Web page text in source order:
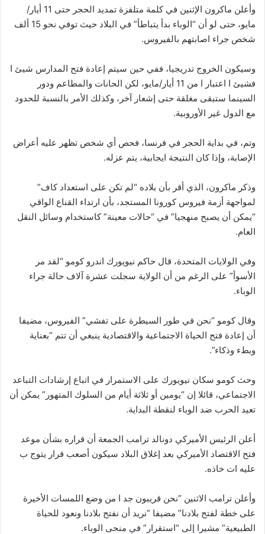
وأعلن ماكرون الإثنين في كلمة متلفزة تمديد الحجر حتى 11 أيار/
مايو، حتى لو أن “الوباء بدأ يتباطأ” في البلاد حيث توفي نحو 15 ألف
شخص جراء اصابتهم بالفيروس.
وسيكون الخروج تدريجيا، ففي حين سيتم إعادة فتح المدارس شيئ ا
فشيئ ا اعتبار ا من 11 أيار/مايو، لكن الحانات والمطاعم ودور
السينما ستبقى مغلقة حتى إشعار آخر، وكذلك الأمر بالنسبة للحدود
مع الدول غير الأوروبية.
وتم، في بداية الحجر في فرنسا، فحص أي شخص تظهر عليه أعراض
الإصابة، وإذا كان النتيجة ايجابية، يتم عزله.
وذكر ماكرون، الذي أقر بأن بلاده “لم تكن على استعداد كاف”
لمواجهة أزمة فيروس كورونا المستجد، بأن ارتداء القناع الواقي
“يمكن أن يصبح منهجيا” في “حالات معينة” كاستخدام وسائل النقل
العام.
وفي الولايات المتحدة، قال حاكم نيويورك اندرو كومو “لقد مر
الأسوأ” على الرغم من أن الولاية سجلت عشرة آلاف حالة جراء
الوباء.
وقال كومو “نحن في طور السيطرة على تفشي” الفيروس، مضيفا
أن إعادة فتح الحياة الاجتماعية والاقتصادية ينبغي أن تتم “بعناية
وبطء وذكاء”.
وحث كومو سكان نيويورك على الاستمرار في اتباع إرشادات التباعد
الاجتماعي، قائلا إن “يومين أو ثلاثة أيام من السلوك المتهور” يمكن أن
تعيد الحرب ضد الوباء لنقطة البداية.
أعلن الرئيس الأميركي دونالد ترامب الجمعة أن قراره بشأن موعد
فتح الاقتصاد الأميركي بعد إغلاق البلاد سيكون أصعب قرار يتوج ب
عليه ات خاذه.
وأعلن ترامب الاثنين “نحن قريبون جد ا من وضع اللمسات الأخيرة
على خطة لفتح بلادنا” مضيفا “نريد أن نفتح بلادنا ونعود للحياة
الطبيعية” مشيرا إلى “استقرار” في منحى الوباء.